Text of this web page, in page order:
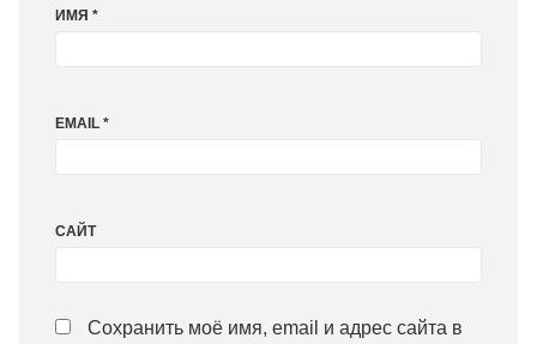
ИМЯ *
EMAIL *
САЙТ
Сохранить моё имя, email и адрес сайта в